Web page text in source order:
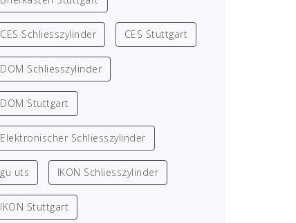
CES Schliesszylinder CES Stuttgart
DOM Schliesszylinder
DOM Stuttgart
Elektronischer Schliesszylinder
gu uts IKON Schliesszylinder
IKON Stuttgart